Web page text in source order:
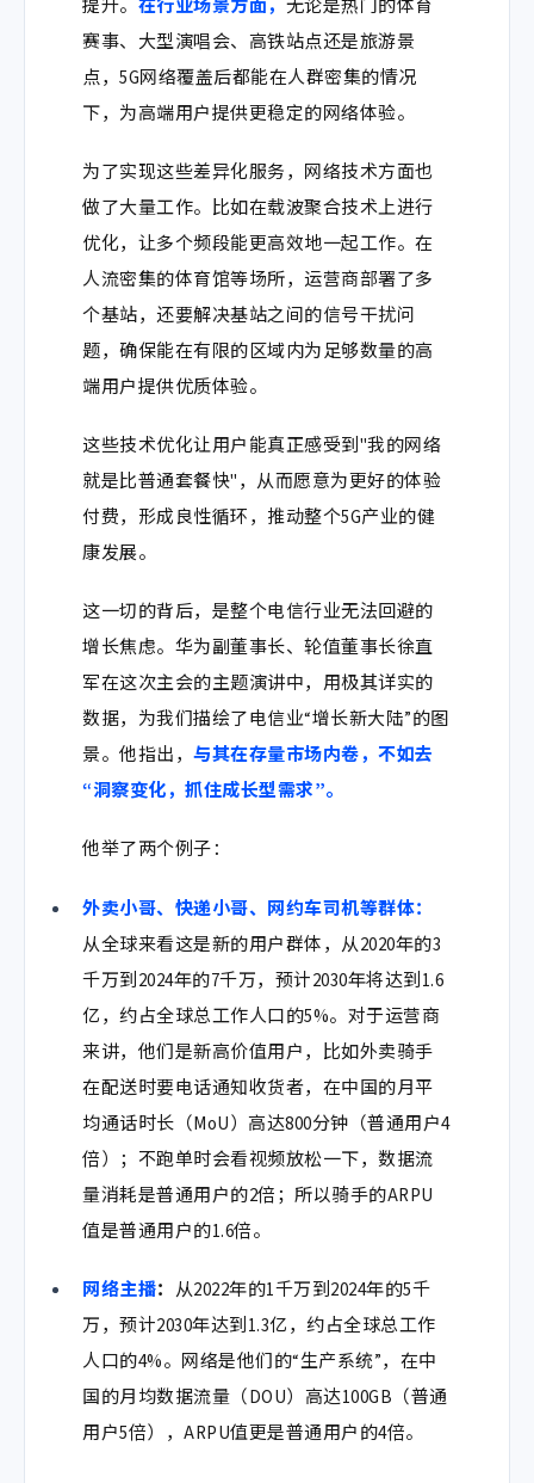
提升。 在行业场景方面， 无论是热门的体育
赛事、大型演唱会、高铁站点还是旅游景
点，5G网络覆盖后都能在人群密集的情况
下，为高端用户提供更稳定的网络体验。
为了实现这些差异化服务，网络技术方面也
做了大量工作。比如在载波聚合技术上进行
优化，让多个频段能更高效地一起工作。在
人流密集的体育馆等场所，运营商部署了多
个基站，还要解决基站之间的信号干扰问
题，确保能在有限的区域内为足够数量的高
端用户提供优质体验。
这些技术优化让用户能真正感受到"我的网络
就是比普通套餐快"，从而愿意为更好的体验
付费，形成良性循环，推动整个5G产业的健
康发展。
这一切的背后，是整个电信行业无法回避的
增长焦虑。 华为副董事长、轮值董事长徐直
军在这次主会的主题演讲中，用极其详实的
数据，为我们描绘了电信业“增长新大陆”的图
景。他指出，与其在存量市场内卷，不如去
“洞察变化，抓住成长型需求”。
他举了两个例子：
外卖小哥、快递小哥、网约车司机等群体：
从全球来看这是新的用户群体，从2020年的3
千万到2024年的7千万，预计2030年将达到1.6
亿，约占全球总工作人口的5%。对于运营商
来讲，他们是新高价值用户，比如外卖骑手
在配送时要电话通知收货者，在中国的月平
均通话时长（MoU）高达800分钟 （普通用户4
倍）；不跑单时会看视频放松一下，数据流
量消耗是普通用户的2倍；所以骑手的ARPU
值是普通用户的1.6倍。
网络主播： 从2022年的1千万到2024年的5千
万，预计2030年达到1.3亿，约占全球总工作
人口的4%。网络是他们的“生产系统”，在中
国的月均数据流量（DOU）高达100GB （普通
用户5倍），ARPU值更是普通用户的4倍。